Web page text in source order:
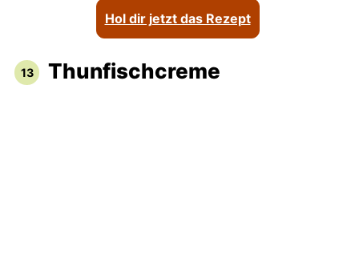
Hol dir jetzt das Rezept
Thunfischcreme